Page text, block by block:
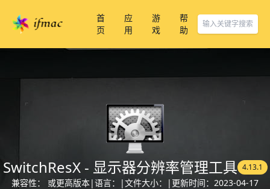
首
页
应
用
游
戏
帮
助
SwitchResX - 显示器分辨率管理工具 4.13.1
兼容性： 或更高版本|语言： |文件大小： | 更新时间：2023-04-17